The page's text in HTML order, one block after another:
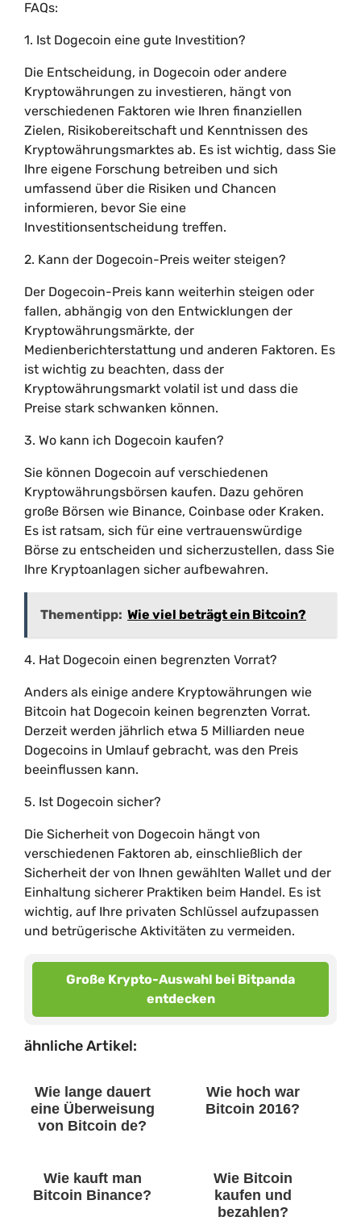
FAQs:
1. Ist Dogecoin eine gute Investition?
Die Entscheidung, in Dogecoin oder andere
Kryptowährungen zu investieren, hängt von
verschiedenen Faktoren wie Ihren finanziellen
Zielen, Risikobereitschaft und Kenntnissen des
Kryptowährungsmarktes ab. Es ist wichtig, dass Sie
Ihre eigene Forschung betreiben und sich
umfassend über die Risiken und Chancen
informieren, bevor Sie eine
Investitionsentscheidung treffen.
2. Kann der Dogecoin-Preis weiter steigen?
Der Dogecoin-Preis kann weiterhin steigen oder
fallen, abhängig von den Entwicklungen der
Kryptowährungsmärkte, der
Medienberichterstattung und anderen Faktoren. Es
ist wichtig zu beachten, dass der
Kryptowährungsmarkt volatil ist und dass die
Preise stark schwanken können.
3. Wo kann ich Dogecoin kaufen?
Sie können Dogecoin auf verschiedenen
Kryptowährungsbörsen kaufen. Dazu gehören
große Börsen wie Binance, Coinbase oder Kraken.
Es ist ratsam, sich für eine vertrauenswürdige
Börse zu entscheiden und sicherzustellen, dass Sie
Ihre Kryptoanlagen sicher aufbewahren.
Thementipp: Wie viel beträgt ein Bitcoin?
4. Hat Dogecoin einen begrenzten Vorrat?
Anders als einige andere Kryptowährungen wie
Bitcoin hat Dogecoin keinen begrenzten Vorrat.
Derzeit werden jährlich etwa 5 Milliarden neue
Dogecoins in Umlauf gebracht, was den Preis
beeinflussen kann.
5. Ist Dogecoin sicher?
Die Sicherheit von Dogecoin hängt von
verschiedenen Faktoren ab, einschließlich der
Sicherheit der von Ihnen gewählten Wallet und der
Einhaltung sicherer Praktiken beim Handel. Es ist
wichtig, auf Ihre privaten Schlüssel aufzupassen
und betrügerische Aktivitäten zu vermeiden.
Große Krypto-Auswahl bei Bitpanda
entdecken
ähnliche Artikel:
Wie lange dauert
eine Überweisung
von Bitcoin de?
Wie hoch war
Bitcoin 2016?
Wie kauft man
Bitcoin Binance?
Wie Bitcoin
kaufen und
bezahlen?